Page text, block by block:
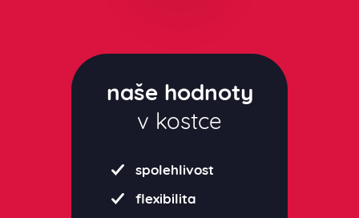
naše hodnoty
v kostce
spolehlivost
flexibilita